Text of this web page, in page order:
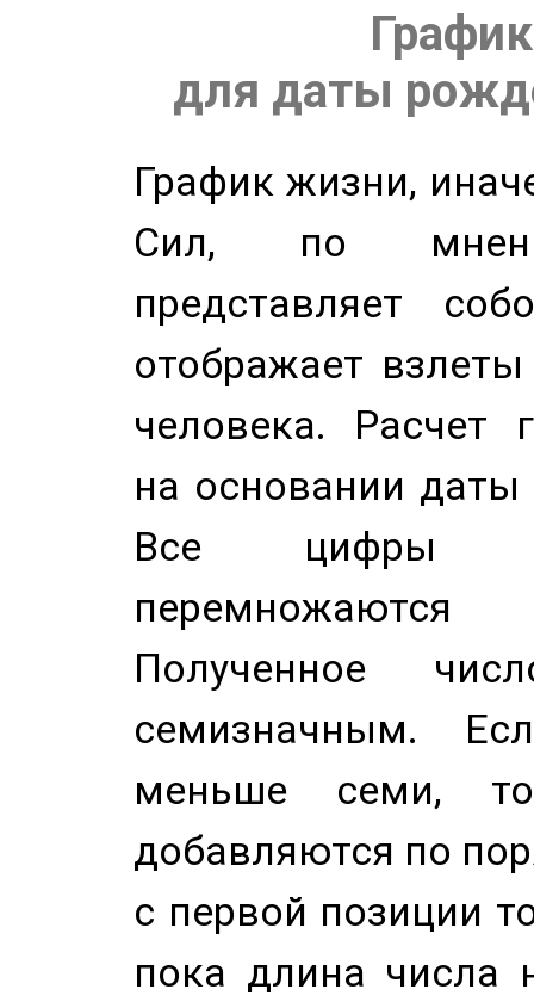
для даты
График жизни,
Сил, по
представляет
отображает
человека. Расчет
на основании
Все цифры
Полученное
семизначным.
меньше семи,
добавляются по
с первой позиции
пока длина числа